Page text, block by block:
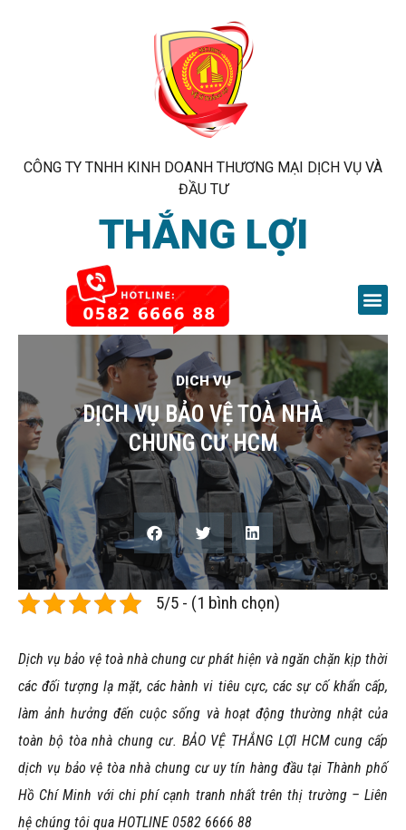
CÔNG TY TNHH KINH DOANH THƯƠNG MẠI DỊCH VỤ VÀ
ĐẦU TƯ
THẮNG LỢI
DỊCH VỤ
DỊCH VỤ BẢO VỆ TOÀ NHÀ
CHUNG CƯ HCM
5/5 - (1 bình chọn)
Dịch vụ bảo vệ toà nhà chung cư phát hiện và ngăn chặn kịp thời
các đối tượng lạ mặt, các hành vi tiêu cực, các sự cố khẩn cấp,
làm ảnh hưởng đến cuộc sống và hoạt động thường nhật của
toàn bộ tòa nhà chung cư. BẢO VỆ THẮNG LỢI HCM cung cấp
dịch vụ bảo vệ tòa nhà chung cư uy tín hàng đầu tại Thành phố
Hồ Chí Minh với chi phí cạnh tranh nhất trên thị trường – Liên
hệ chúng tôi qua HOTLINE 0582 6666 88